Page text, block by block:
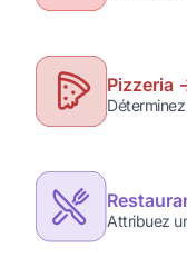
Pizzeria -
Attribuez